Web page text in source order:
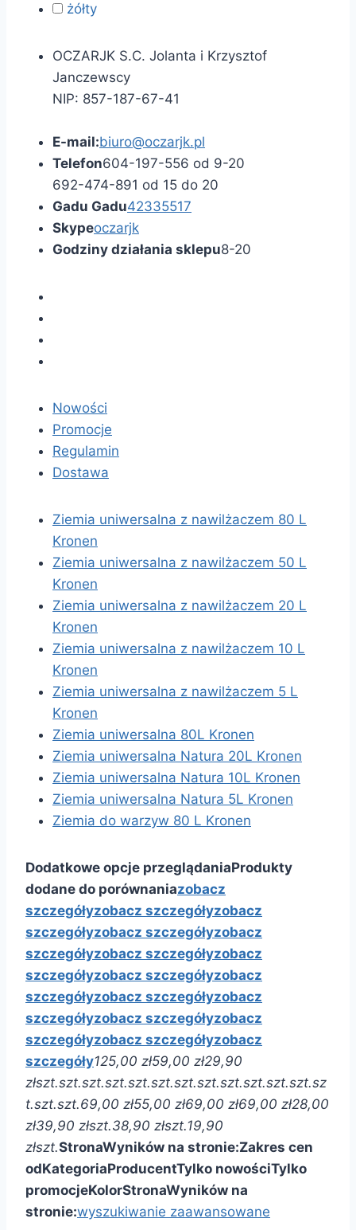
żółty
OCZARJK S.C. Jolanta i Krzysztof
Janczewscy
NIP: 857-187-67-41
E-mail:biuro@oczarjk.pl
Telefon604-197-556 od 9-20
692-474-891 od 15 do 20
Gadu Gadu42335517
Skypeoczarjk
Godziny działania sklepu8-20
Nowości
Promocje
Regulamin
Dostawa
Ziemia uniwersalna z nawilżaczem 80 L
Kronen
Ziemia uniwersalna z nawilżaczem 50 L
Kronen
Ziemia uniwersalna z nawilżaczem 20 L
Kronen
Ziemia uniwersalna z nawilżaczem 10 L
Kronen
Ziemia uniwersalna z nawilżaczem 5 L
Kronen
Ziemia uniwersalna 80L Kronen
Ziemia uniwersalna Natura 20L Kronen
Ziemia uniwersalna Natura 10L Kronen
Ziemia uniwersalna Natura 5L Kronen
Ziemia do warzyw 80 L Kronen
Dodatkowe opcje przeglądaniaProdukty
dodane do porównaniazobacz
szczegółyzobacz szczegółyzobacz
szczegółyzobacz szczegółyzobacz
szczegółyzobacz szczegółyzobacz
szczegółyzobacz szczegółyzobacz
szczegółyzobacz szczegółyzobacz
szczegółyzobacz szczegółyzobacz
szczegółyzobacz szczegółyzobacz
szczegóły125,00 zł59,00 zł29,90
złszt.szt.szt.szt.szt.szt.szt.szt.szt.szt.szt.szt.sz
t.szt.szt.69,00 zł55,00 zł69,00 zł69,00 zł28,00
zł39,90 złszt.38,90 złszt.19,90
złszt.StronaWyników na stronie:Zakres cen
odKategoriaProducentTylko nowościTylko
promocjeKolorStronaWyników na
stronie:wyszukiwanie zaawansowane